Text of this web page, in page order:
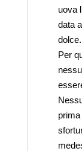
uova
data
dolce.
Per